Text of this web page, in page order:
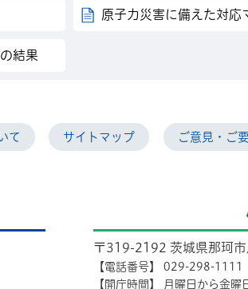
原子力災害に備えた対応
結果
て サイトマップ ご意見・ご
〒319-2192 茨城県那珂
【電話番号】
029-298-1111
【開庁時間】
月曜日から金曜